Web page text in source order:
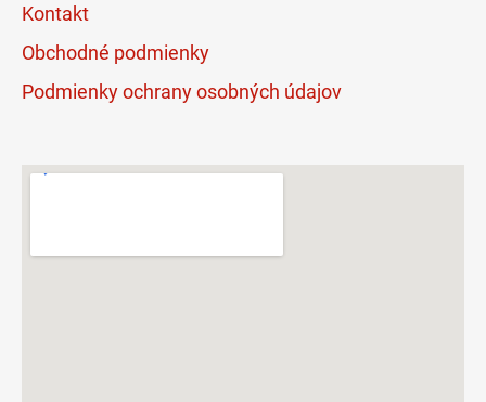
Kontakt
Obchodné podmienky
Podmienky ochrany osobných údajov